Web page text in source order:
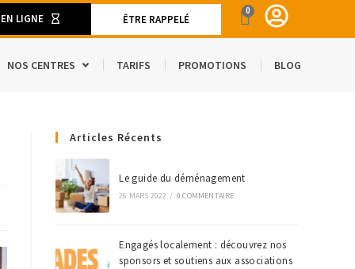
LIGNE ÊTRE RAPPELÉ
0
ET MATÉRIELS DE DÉMÉNAGEMENT
NOS CENTRES TARIFS PROMOTIONS BLOG
Articles Récents
Le guide du déménagement
26 MARS 2022 / 0 COMMENTAIRE
Engagés localement : découvrez nos
sponsors et soutiens aux associations